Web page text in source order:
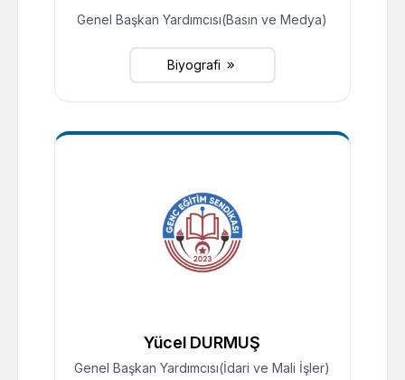
Genel Başkan Yardımcısı(Basın ve Medya)
Biyografi
Yücel DURMUŞ
Genel Başkan Yardımcısı(İdari ve Mali İşler)